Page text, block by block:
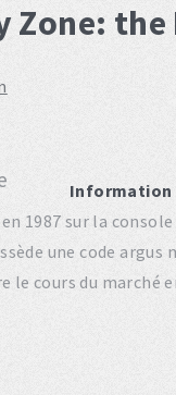
Zone: the
Information
1987 sur la
une code
le cours du marché